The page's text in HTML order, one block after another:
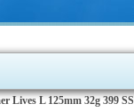
Lives L 125mm 32g 399 SS